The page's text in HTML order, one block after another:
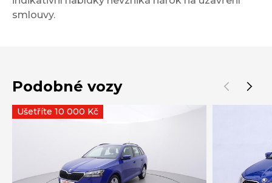
smlouvy.
Podobné vozy
Ušetříte 10 000 Kč